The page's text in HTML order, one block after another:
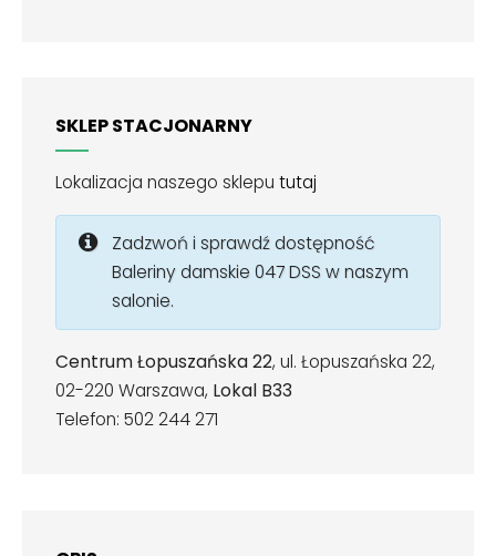
SKLEP STACJONARNY
Lokalizacja naszego sklepu tutaj
Zadzwoń i sprawdź dostępność
Baleriny damskie 047 DSS w naszym
salonie.
Centrum Łopuszańska 22, ul. Łopuszańska 22,
02-220 Warszawa, Lokal B33
Telefon: 502 244 271